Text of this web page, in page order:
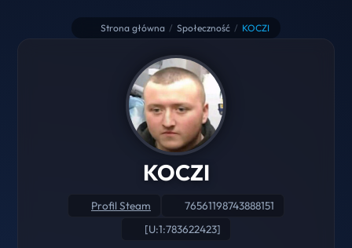
Strona główna / Społeczność / KOCZI
KOCZI
Profil Steam
76561198743888151
[U:1:783622423]